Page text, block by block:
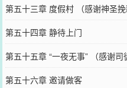
第五十三章 度假村 （感谢神圣挽
第五十四章 静待上门
第五十五章 “一夜无事” （感谢司
第五十六章 邀请做客